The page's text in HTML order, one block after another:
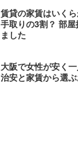
賃貸の家賃はいく
手取りの3割？ 部
ました
大阪で女性が安く
治安と家賃から選